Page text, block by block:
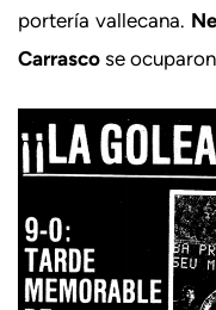
portería vallecana.
Carrasco se